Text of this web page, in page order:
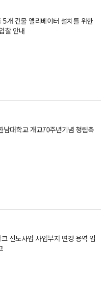
개 건물 엘리베이터 설치를 위한
찰 안내
대학교 개교70주년기념 청림축
선도사업 사업부지 변경 용역 업